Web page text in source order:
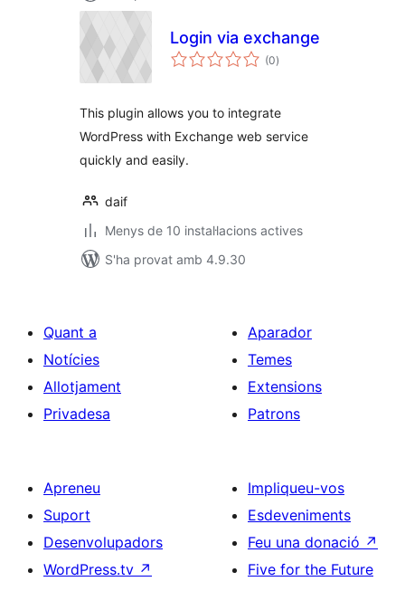
Login via exchange
(0puntuacions
totals
)
This plugin allows you to integrate
WordPress with Exchange web service
quickly and easily.
daif
Menys de 10 instal·lacions actives
S'ha provat amb 4.9.30
Quant a
Notícies
Allotjament
Privadesa
Aparador
Temes
Extensions
Patrons
Apreneu
Suport
Desenvolupadors
WordPress.tv ↗
Impliqueu-vos
Esdeveniments
Feu una donació ↗
Five for the Future